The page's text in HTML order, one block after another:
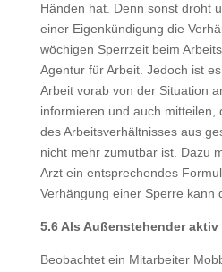
Händen hat. Denn sonst droht
einer Eigenkündigung die
wöchigen Sperrzeit beim
Agentur für Arbeit. Jedoch ist
Arbeit vorab von der Situation
informieren und auch mitteilen,
des Arbeitsverhältnisses aus
nicht mehr zumutbar ist. Dazu
Arzt ein entsprechendes
Verhängung einer Sperre kann
5.6 Als Außenstehender aktiv
Beobachtet ein Mitarbeiter